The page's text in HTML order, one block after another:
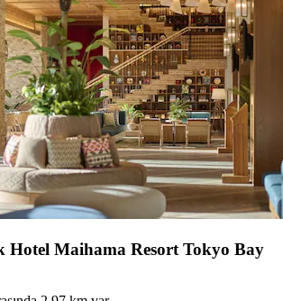
Hotel Maihama Resort Tokyo Bay